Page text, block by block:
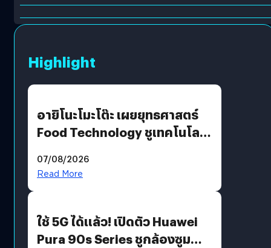
Highlight
อายิโนะโมะโต๊ะ เผยยุทธศาสตร์
Food Technology ชูเทคโนโลยี
บริโภคและ B2B
07/08/2026
Read More
ใช้ 5G ได้แล้ว! เปิดตัว Huawei
Pura 90s Series ชูกล้องซูม